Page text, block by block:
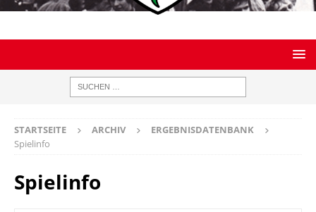
STARTSEITE ARCHIV
ERGEBNISDATENBANK
Spielinfo
Spielinfo